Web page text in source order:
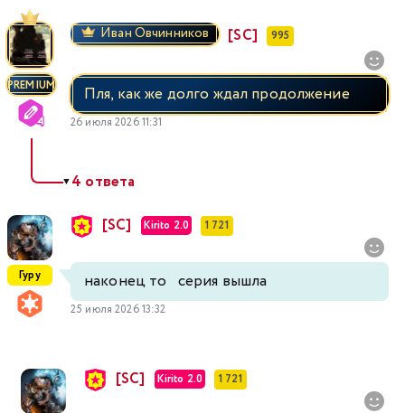
PREMIUM
Иван Овчинников [SC] 995
Пля, как же долго ждал продолжение
26 июля 2026 11:31
▼4 ответа
Гуру
[SC] Kirito 2.0 1 721
наконец то серия вышла
25 июля 2026 13:32
[SC] Kirito 2.0 1 721